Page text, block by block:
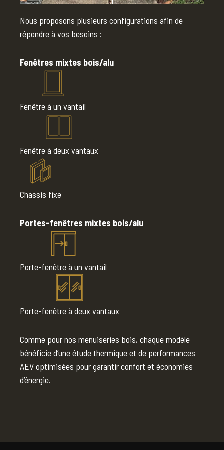
Nous proposons plusieurs configurations afin de
répondre à vos besoins :
Fenêtres mixtes bois/alu
Fenêtre à un vantail
Fenêtre à deux vantaux
Chassis fixe
Portes-fenêtres mixtes bois/alu
Porte-fenêtre à un vantail
Porte-fenêtre à deux vantaux
Comme pour nos menuiseries bois, chaque modèle
bénéficie d’une étude thermique et de performances
AEV optimisées pour garantir confort et économies
d’énergie.